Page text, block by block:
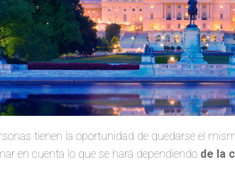
tienen la oportunidad de quedarse el
en cuenta lo que se hará dependiendo de la